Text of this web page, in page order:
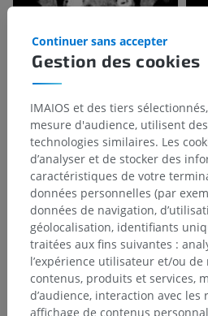
Gestion des cookies
Continuer sans accepter
IMAIOS et des tiers
mesure d'audience, utilisent
technologies similaires. Les
d’analyser et de stocker des
caractéristiques de votre
données personnelles (par
données de navigation,
géolocalisation, identifiants
traitées aux fins suivantes :
l’expérience utilisateur et/ou
contenus, produits et services,
d’audience, interaction avec les
affichage de contenus